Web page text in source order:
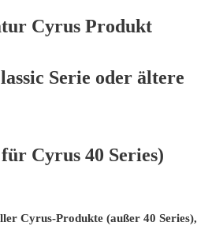
Cyrus Produkt
Serie oder ältere
Cyrus 40 Series)
Cyrus-Produkte (außer 40 Series),